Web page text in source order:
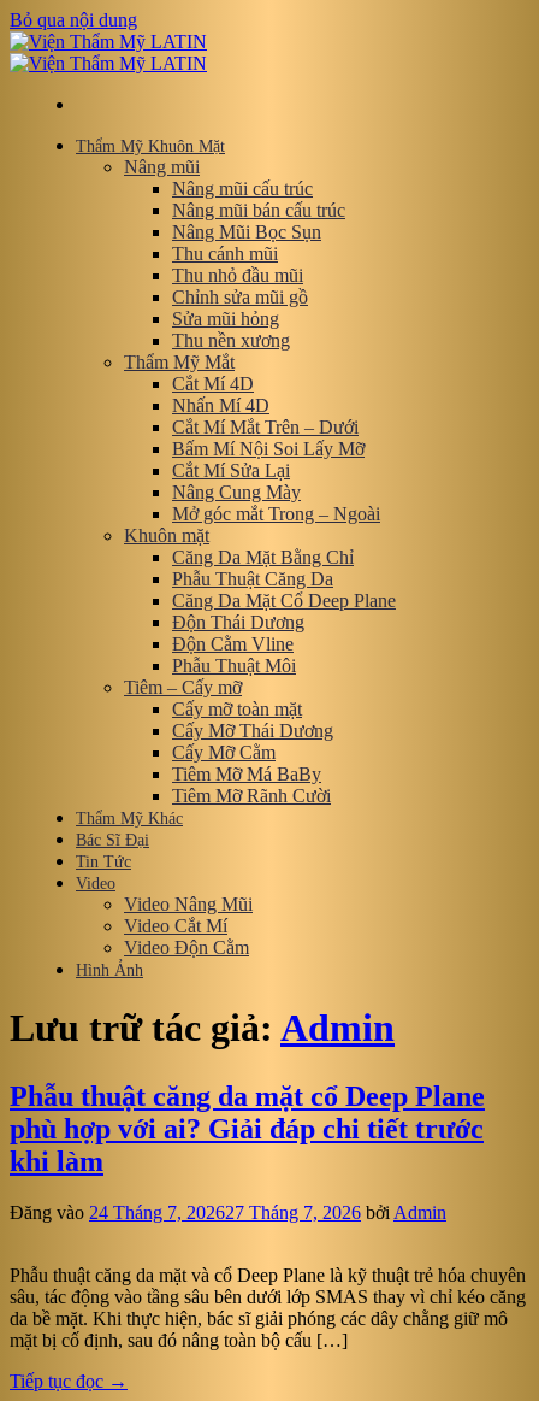
Bỏ qua nội dung
Thẩm Mỹ Khuôn Mặt
Nâng mũi
Nâng mũi cấu trúc
Nâng mũi bán cấu trúc
Nâng Mũi Bọc Sụn
Thu cánh mũi
Thu nhỏ đầu mũi
Chỉnh sửa mũi gồ
Sửa mũi hỏng
Thu nền xương
Thẩm Mỹ Mắt
Cắt Mí 4D
Nhấn Mí 4D
Cắt Mí Mắt Trên – Dưới
Bấm Mí Nội Soi Lấy Mỡ
Cắt Mí Sửa Lại
Nâng Cung Mày
Mở góc mắt Trong – Ngoài
Khuôn mặt
Căng Da Mặt Bằng Chỉ
Phẫu Thuật Căng Da
Căng Da Mặt Cổ Deep Plane
Độn Thái Dương
Độn Cằm Vline
Phẫu Thuật Môi
Tiêm – Cấy mỡ
Cấy mỡ toàn mặt
Cấy Mỡ Thái Dương
Cấy Mỡ Cằm
Tiêm Mỡ Má BaBy
Tiêm Mỡ Rãnh Cười
Thẩm Mỹ Khác
Bác Sĩ Đại
Tin Tức
Video
Video Nâng Mũi
Video Cắt Mí
Video Độn Cằm
Hình Ảnh
Lưu trữ tác giả: Admin
Phẫu thuật căng da mặt cổ Deep Plane
phù hợp với ai? Giải đáp chi tiết trước
khi làm
Đăng vào 24 Tháng 7, 202627 Tháng 7, 2026 bởi Admin
Phẫu thuật căng da mặt và cổ Deep Plane là kỹ thuật trẻ hóa chuyên
sâu, tác động vào tầng sâu bên dưới lớp SMAS thay vì chỉ kéo căng
da bề mặt. Khi thực hiện, bác sĩ giải phóng các dây chằng giữ mô
mặt bị cố định, sau đó nâng toàn bộ cấu […]
Tiếp tục đọc →